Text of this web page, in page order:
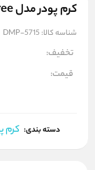
کرم پودر مدل Natural Matt oil free شماره 20
شناسه کالا: DMP-5715
تخفیف:
قیمت:
دسته بندی: کرم